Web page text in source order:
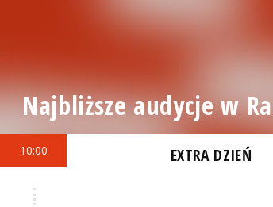
Najbliższe audycje w
10:00 EXTRA DZIEŃ